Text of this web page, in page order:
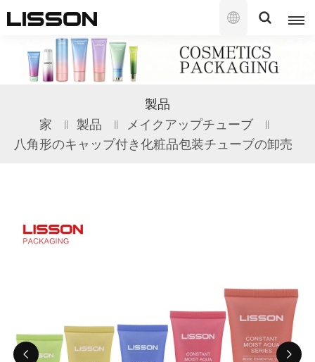
語
English
français
русский
製品
家 製品
メイクアップチューブ
八角形のキャップ付き化粧品包装チューブの卸売